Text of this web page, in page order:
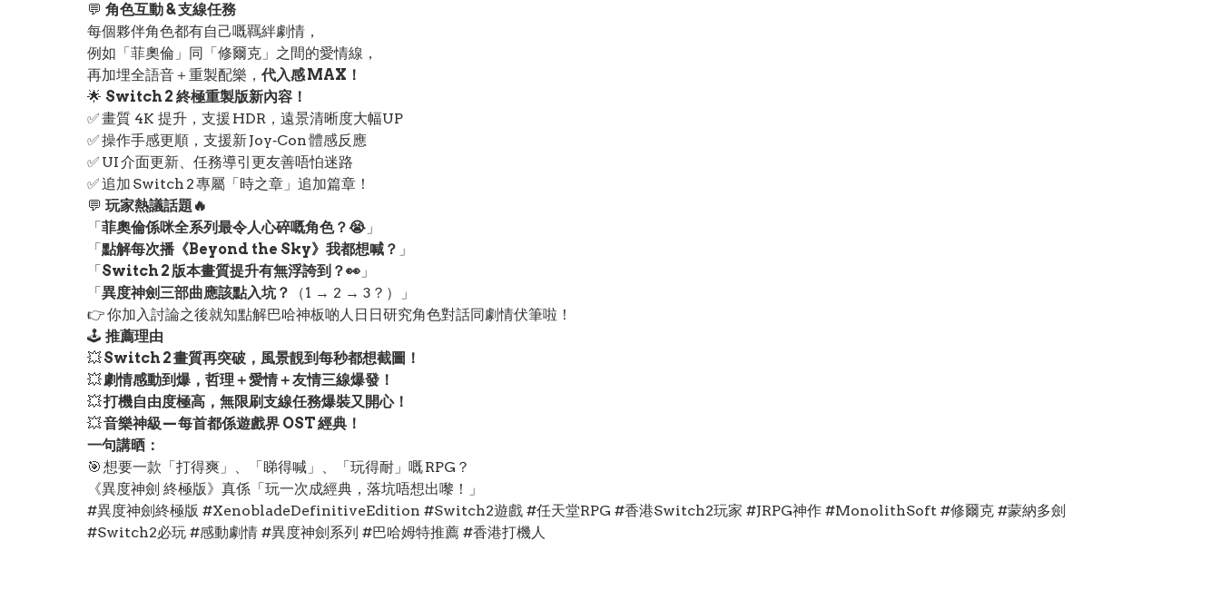
💬 角色互動 & 支線任務
每個夥伴角色都有自己嘅羈絆劇情，
例如「菲奧倫」同「修爾克」之間的愛情線，
再加埋全語音＋重製配樂， 代入感 MAX！
🌟 Switch 2 終極重製版新內容！
✅ 畫質 4K 提升，支援 HDR，遠景清晰度大幅UP
✅ 操作手感更順，支援新 Joy‑Con 體感反應
✅ UI 介面更新、任務導引更友善唔怕迷路
✅ 追加 Switch 2 專屬「時之章」追加篇章！
💬 玩家熱議話題🔥
「 菲奧倫係咪全系列最令人心碎嘅角色？😭 」
「 點解每次播《Beyond the Sky》我都想喊？ 」
「 Switch 2 版本畫質提升有無浮誇到？👀 」
「 異度神劍三部曲應該點入坑？
（1 → 2 → 3？）」
👉 你加入討論之後就知點解巴哈神板啲人日日研究角色對話同劇情伏筆啦！
🕹️ 推薦理由
💥Switch 2 畫質再突破，風景靚到每秒都想截圖！
💥劇情感動到爆，哲理＋愛情＋友情三線爆發！
💥打機自由度極高，無限刷支線任務爆裝又開心！
💥音樂神級 — 每首都係遊戲界 OST 經典！
一句講晒：
🎯 想要一款「打得爽」、「睇得喊」、「玩得耐」嘅 RPG？
《異度神劍 終極版》真係「玩一次成經典，落坑唔想出嚟！」
#異度神劍終極版 #XenobladeDefinitiveEdition #Switch2遊戲 #任天堂RPG #香港Switch2玩家 #JRPG神作 #MonolithSoft #修爾克 #蒙納多劍
#Switch2必玩 #感動劇情 #異度神劍系列 #巴哈姆特推薦 #香港打機人